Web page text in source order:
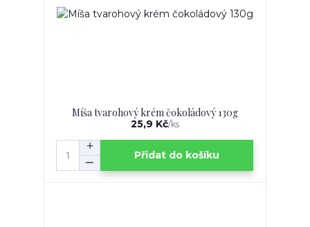
Míša tvarohový krém čokoládový 130g
25,9 Kč/ks
Přidat do košíku